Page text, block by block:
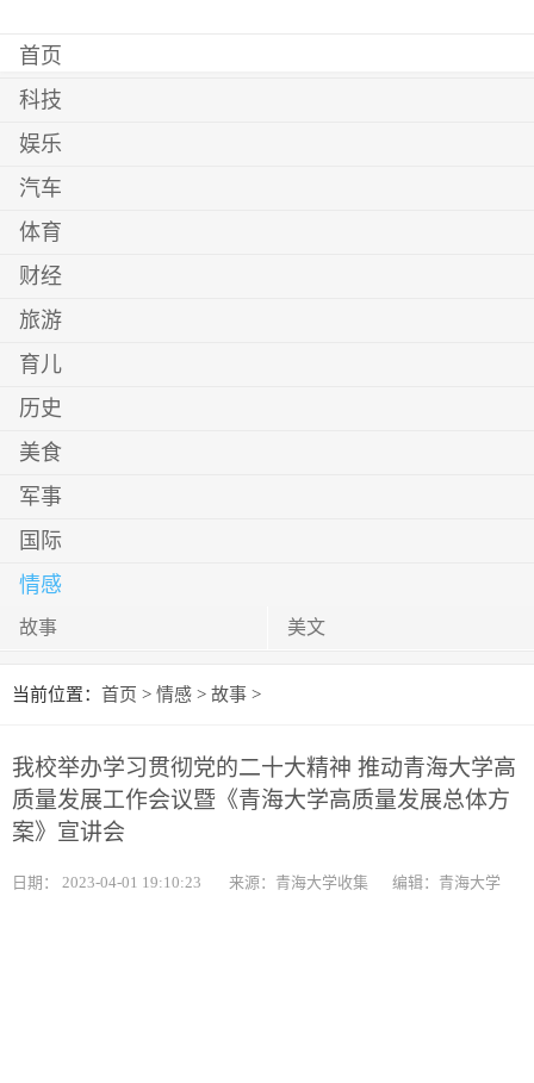
首页
科技
娱乐
汽车
体育
财经
旅游
育儿
历史
美食
军事
国际
情感
故事 美文
当前位置： 首页 > 情感 > 故事 >
我校举办学习贯彻党的二十大精神 推动青海大学高
质量发展工作会议暨《青海大学高质量发展总体方
案》宣讲会
日期： 2023-04-01 19:10:23 来源：青海大学收集 编辑：青海大学